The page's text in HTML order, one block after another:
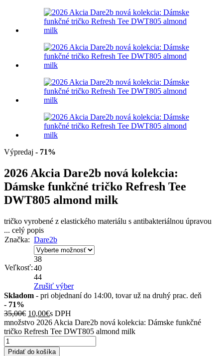
Výpredaj - 71%
2026 Akcia Dare2b nová kolekcia:
Dámske funkčné tričko Refresh Tee
DWT805 almond milk
tričko vyrobené z elastického materiálu s antibakteriálnou úpravou
... celý popis
Značka: Dare2b
Veľkosť:
38
40
44
Zrušiť výber
Skladom - pri objednaní do 14:00, tovar už na druhý prac. deň
- 71%
35,00€ 10,00€s DPH
množstvo 2026 Akcia Dare2b nová kolekcia: Dámske funkčné
tričko Refresh Tee DWT805 almond milk
Pridať do košíka